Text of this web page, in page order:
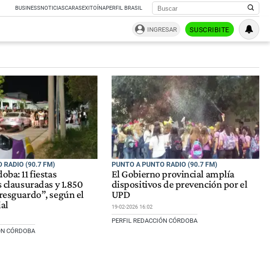
BUSINESSNOTICIASCARASEXITOÍNAPERFIL BRASIL
INGRESAR SUSCRIBITE
RADIO (90.7 FM)
11 fiestas
y 1.850
según el
CÓRDOBA
PUNTO A PUNTO RADIO (90.7 FM)
El Gobierno provincial amplía
dispositivos de prevención por el
UPD
19-02-2026 16:02
PERFIL REDACCIÓN CÓRDOBA